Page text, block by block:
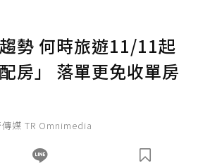
勢 何時旅遊11/11起
房」 落單更免收單房
媒 TR Omnimedia